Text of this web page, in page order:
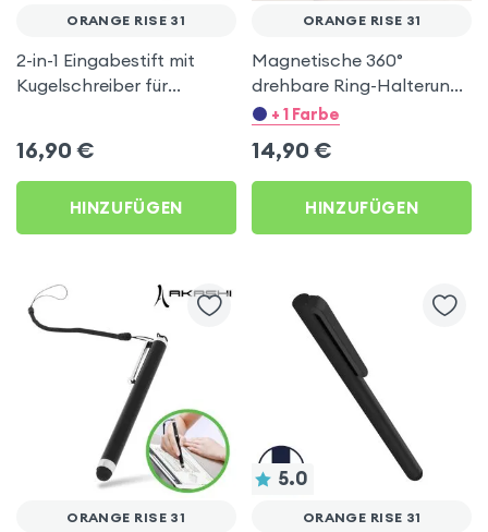
ORANGE RISE 31
2-in-1 Eingabestift mit
Kugelschreiber für
/ Schwarz
16,90 €
HINZUFÜGEN
ORANGE RISE 31
Magnetische 360°
drehbare Ring-Halterung
– Schwarz für Orange Rise
+ 1 Farbe
14,90 €
HINZUFÜGEN
ORANGE RISE 31
5.0
ORANGE RISE 31